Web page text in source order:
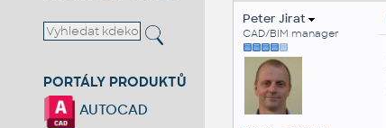
PORTÁLY PRODUKTŮ
AUTOCAD
Peter Jirat
CAD/BIM manager